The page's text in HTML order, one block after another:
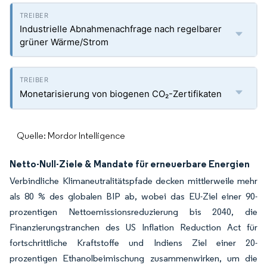
Industrielle Abnahmenachfrage nach regelbarer
grüner Wärme/Strom
Monetarisierung von biogenen CO₂-Zertifikaten
Quelle: Mordor Intelligence
Netto-Null-Ziele & Mandate für erneuerbare Energien
Verbindliche Klimaneutralitätspfade decken mittlerweile mehr
als 80 % des globalen BIP ab, wobei das EU-Ziel einer 90-
prozentigen Nettoemissionsreduzierung bis 2040, die
Finanzierungstranchen des US Inflation Reduction Act für
fortschrittliche Kraftstoffe und Indiens Ziel einer 20-
prozentigen Ethanolbeimischung zusammenwirken, um die